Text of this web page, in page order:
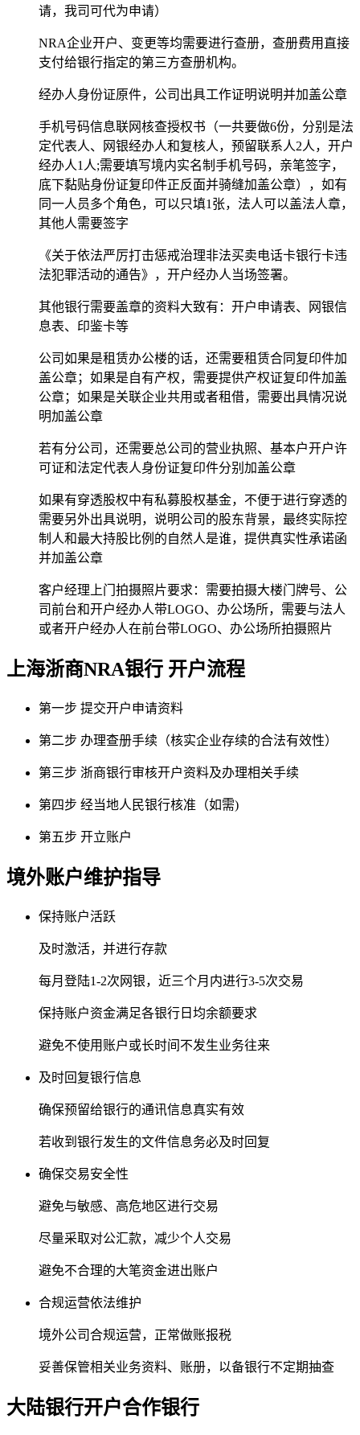
请，我司可代为申请）
NRA企业开户、变更等均需要进行查册，查册费用直接
支付给银行指定的第三方查册机构。
经办人身份证原件，公司出具工作证明说明并加盖公章
手机号码信息联网核查授权书（一共要做6份，分别是法
定代表人、网银经办人和复核人，预留联系人2人，开户
经办人1人;需要填写境内实名制手机号码，亲笔签字，
底下黏贴身份证复印件正反面并骑缝加盖公章），如有
同一人员多个角色，可以只填1张，法人可以盖法人章，
其他人需要签字
《关于依法严厉打击惩戒治理非法买卖电话卡银行卡违
法犯罪活动的通告》，开户经办人当场签署。
其他银行需要盖章的资料大致有：开户申请表、网银信
息表、印鉴卡等
公司如果是租赁办公楼的话，还需要租赁合同复印件加
盖公章；如果是自有产权，需要提供产权证复印件加盖
公章；如果是关联企业共用或者租借，需要出具情况说
明加盖公章
若有分公司，还需要总公司的营业执照、基本户开户许
可证和法定代表人身份证复印件分别加盖公章
如果有穿透股权中有私募股权基金，不便于进行穿透的
需要另外出具说明，说明公司的股东背景，最终实际控
制人和最大持股比例的自然人是谁，提供真实性承诺函
并加盖公章
客户经理上门拍摄照片要求：需要拍摄大楼门牌号、公
司前台和开户经办人带LOGO、办公场所，需要与法人
或者开户经办人在前台带LOGO、办公场所拍摄照片
上海浙商NRA银行 开户流程
第一步 提交开户申请资料
第二步 办理查册手续（核实企业存续的合法有效性）
第三步 浙商银行审核开户资料及办理相关手续
第四步 经当地人民银行核准（如需)
第五步 开立账户
境外账户维护指导
保持账户活跃
及时激活，并进行存款
每月登陆1-2次网银，近三个月内进行3-5次交易
保持账户资金满足各银行日均余额要求
避免不使用账户或长时间不发生业务往来
及时回复银行信息
确保预留给银行的通讯信息真实有效
若收到银行发生的文件信息务必及时回复
确保交易安全性
避免与敏感、高危地区进行交易
尽量采取对公汇款，减少个人交易
避免不合理的大笔资金进出账户
合规运营依法维护
境外公司合规运营，正常做账报税
妥善保管相关业务资料、账册，以备银行不定期抽查
大陆银行开户合作银行